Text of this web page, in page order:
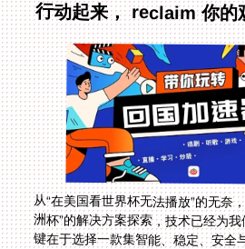
行动起来， reclaim 你的
从“在美国看世界杯无法播放”的无奈
洲杯”的解决方案探索，技术已经为
键在于选择一款集智能、稳定、安全